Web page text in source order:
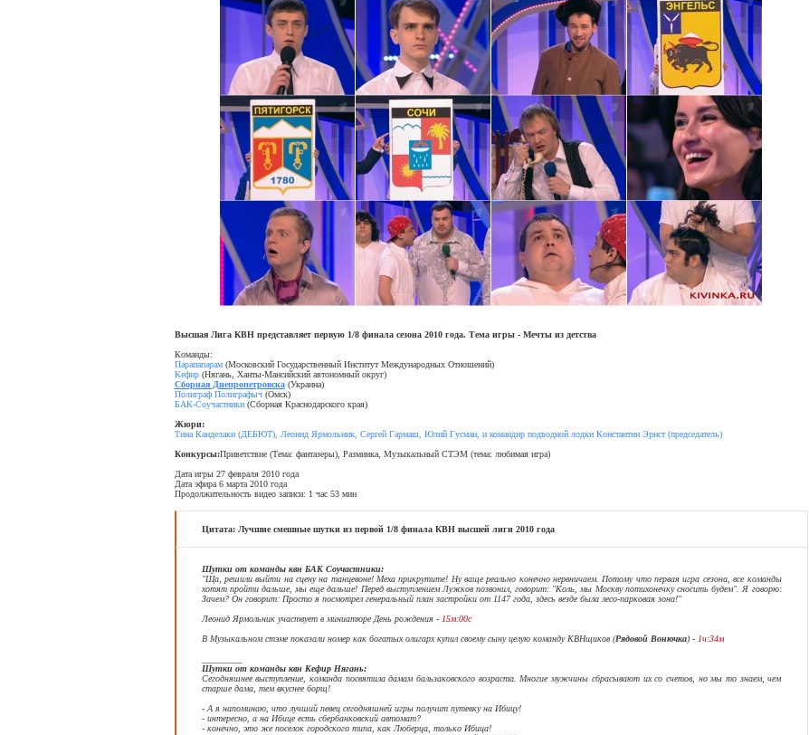
Высшая Лига КВН представляет первую 1/8 финала сезона 2010 года. Тема игры - Мечты из детства
Команды:
Парапапарам(Московский Государственный Институт Международных Отношений)
Кефир(Нягань, Ханты-Мансийский автономный округ)
Сборная Днепропетровска(Украина)
Полиграф Полиграфыч(Омск)
БАК-Соучастники(Сборная Краснодарского края)
Жюри:
Тина Канделаки (ДЕБЮТ), Леонид Ярмольник, Сергей Гармаш, Юлий Гусман, и командир подводной лодки Константин Эрнст (председатель)
Конкурсы:Приветствие (Тема: фантазеры), Разминка, Музыкальный СТЭМ (тема: любимая игра)
Дата игры 27 февраля 2010 года
Дата эфира 6 марта 2010 года
Продолжительность видео записи: 1 час 53 мин
Цитата: Лучшие смешные шутки из первой 1/8 финала КВН высшей лиги 2010 года
Шутки от команды квн БАК Соучастники:
"Ща, решили выйти на сцену на танцевоне! Меха прикрутите! Ну ваще реально конечно нервничаем. Потому что первая игра сезона, все команды
хотят пройти дальше, мы еще дальше! Перед выступлением Лужков позвонил, говорит: "Коль, мы Москву потихонечку сносить будем". Я говорю:
Зачем? Он говорит: Просто я посмотрел генеральный план застройки от 1147 года, здесь везде была лесо-парковая зона!"
Леонид Ярмольник участвует в миниатюре День рождения - 15м:00с
В Музыкальном стэме показали номер как богатых олигарх купил своему сыну целую команду КВНщиков (Рядовой Вонючка) - 1ч:34м
Шутки от команды квн Кефир Нягань:
Сегодняшнее выступление, команда посвятила дамам бальзаковского возраста. Многие мужчины сбрасывают их со счетов, но мы то знаем, чем
старше дама, тем вкуснее борщ!
- А я напоминаю, что лучший певец сегодняшней игры получит путевку на Ибицу!
- интересно, а на Ибице есть сбербанковский автомат?
- конечно, это же поселок городского типа, как Люберца, только Ибица!